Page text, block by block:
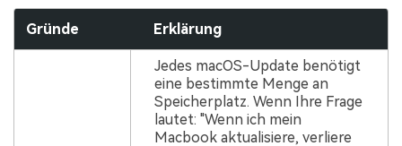
Gründe Erklärung
Jedes macOS-Update benötigt
eine bestimmte Menge an
Speicherplatz. Wenn Ihre Frage
lautet: "Wenn ich mein
Macbook aktualisiere, verliere